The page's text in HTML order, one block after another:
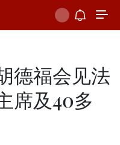
德福会见法
席及40多